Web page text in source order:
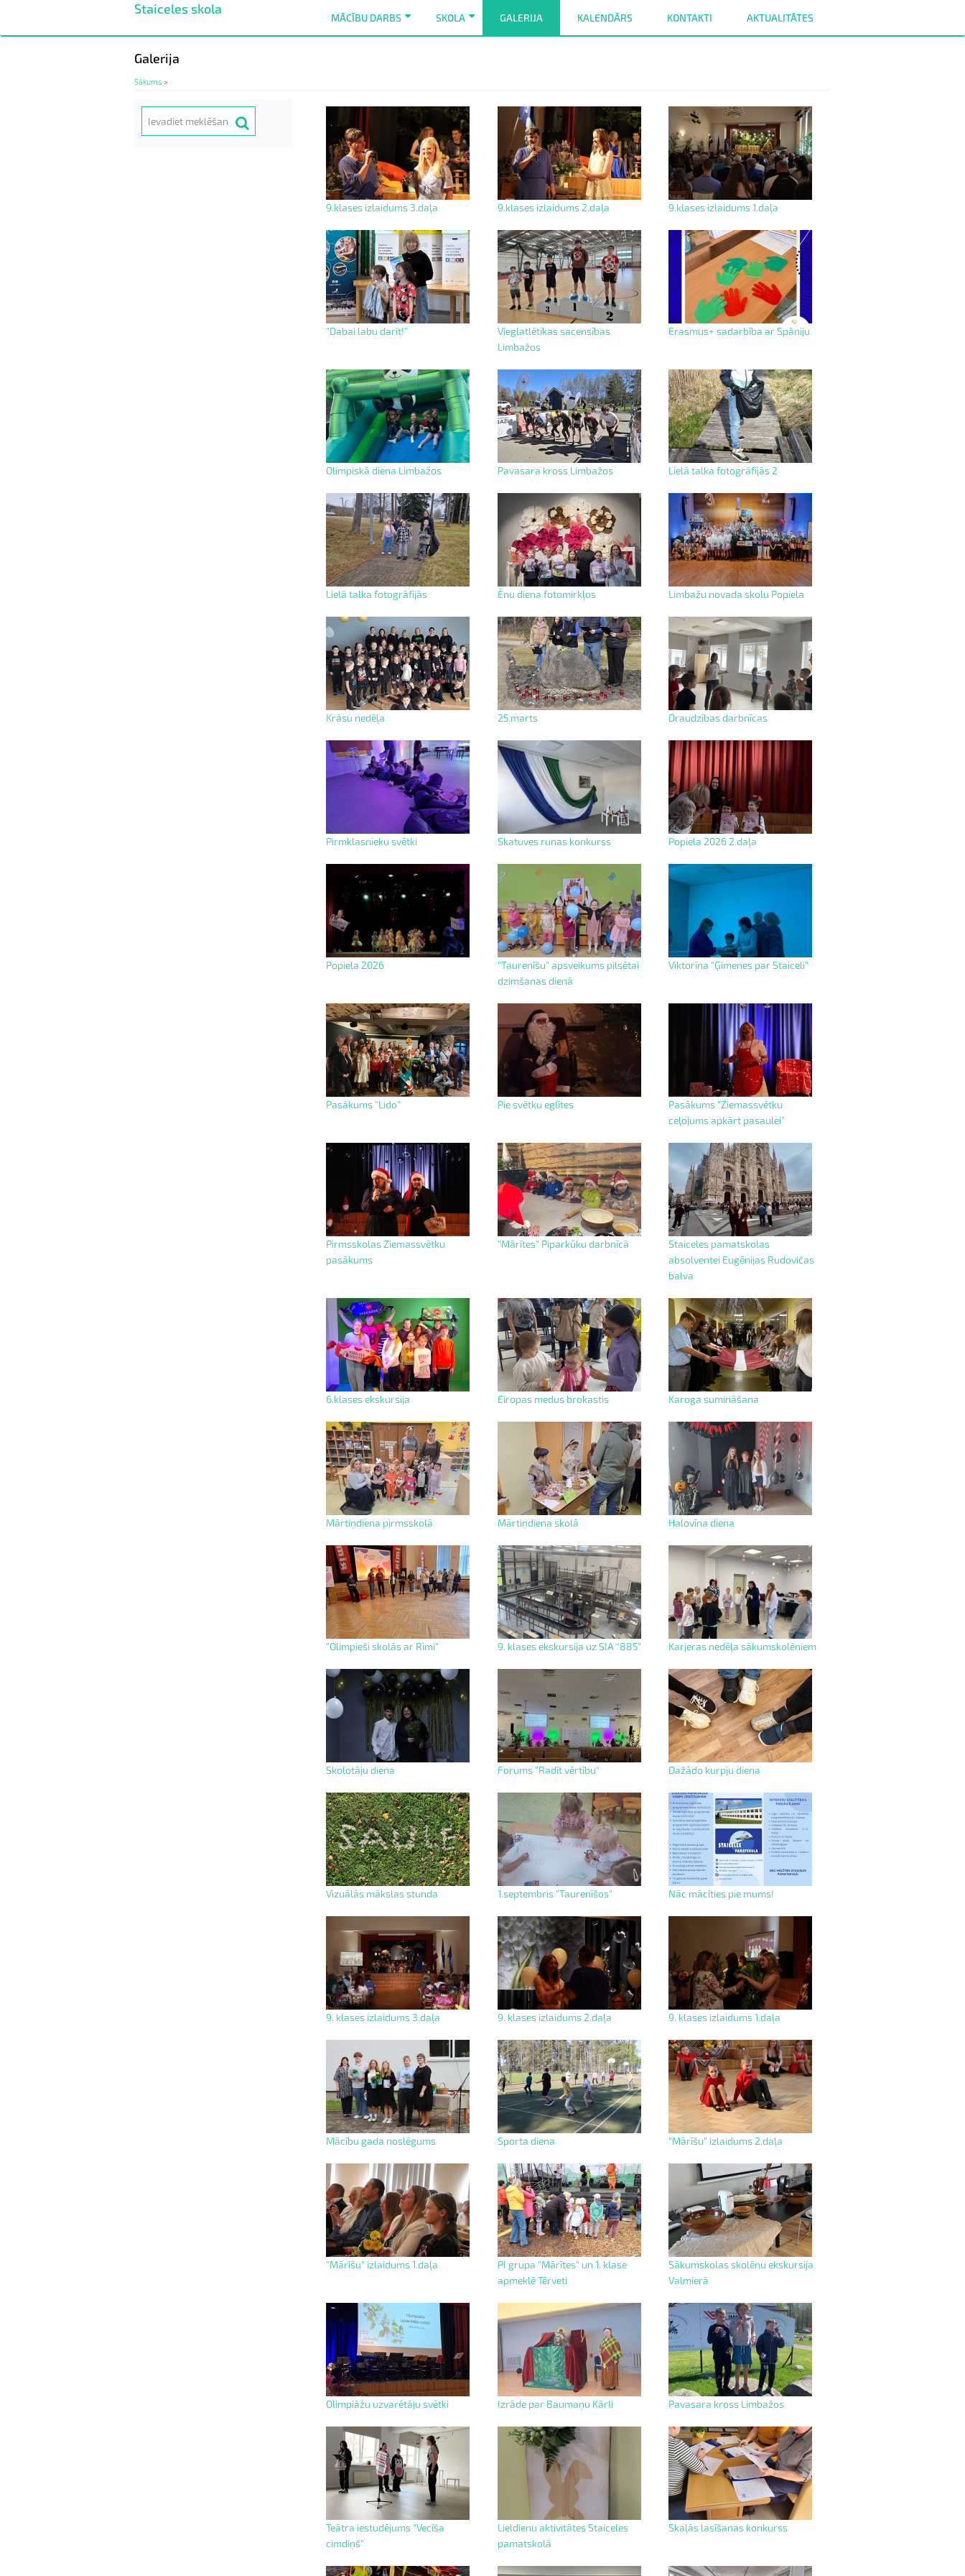
galveno
Staiceles skola
MĀCĪBU DARBS SKOLA GALERIJA KALENDĀRS KONTAKTI AKTUALITĀTES
Galerija
Sākums >
Search
9.klases izlaidums 3.daļa 9.klases izlaidums 2.daļa 9.klases izlaidums 1.daļa
"Dabai labu darīt!"
Vieglatlētikas sacensības
Limbažos
Erasmus+ sadarbība ar Spāniju
Olimpiskā diena Limbažos Pavasara kross Limbažos Lielā talka fotogrāfijās 2
Lielā talka fotogrāfijās Ēnu diena fotomirkļos Limbažu novada skolu Popiela
Krāsu nedēļa 25.marts Draudzības darbnīcas
Pirmklasnieku svētki Skatuves runas konkurss Popiela 2026 2.daļa
Popiela 2026
"Taurenīšu" apsveikums pilsētai
dzimšanas dienā
Viktorīna "Ģimenes par Staiceli"
Pasākums "Lido" Pie svētku eglītes
Pasākums "Ziemassvētku
ceļojums apkārt pasaulei"
Pirmsskolas Ziemassvētku
pasākums
"Mārītes" Piparkūku darbnīcā
Staiceles pamatskolas
absolventei Eugēnijas Rudovičas
balva
6.klases ekskursija Eiropas medus brokastis Karoga sumināšana
Mārtiņdiena pirmsskolā Mārtiņdiena skolā Halovīna diena
"Olimpieši skolās ar Rimi" 9. klases ekskursija uz SIA “885” Karjeras nedēļa sākumskolēniem
Skolotāju diena Forums "Radīt vērtību" Dažādo kurpju diena
Vizuālās mākslas stunda 1.septembris "Taurenīšos" Nāc mācīties pie mums!
9. klases izlaidums 3.daļa 9. klases izlaidums 2.daļa 9. klases izlaidums 1.daļa
Mācību gada noslēgums Sporta diena "Mārīšu" izlaidums 2.daļa
"Mārīšu" izlaidums 1.daļa
PI grupa "Mārītes" un 1. klase
apmeklē Tērveti
Sākumskolas skolēnu ekskursija
Valmierā
Olimpiāžu uzvarētāju svētki Izrāde par Baumaņu Kārli Pavasara kross Limbažos
Teātra iestudējums "Vecīša
cimdiņš"
Lieldienu aktivitātes Staiceles
pamatskolā
Skaļās lasīšanas konkurss